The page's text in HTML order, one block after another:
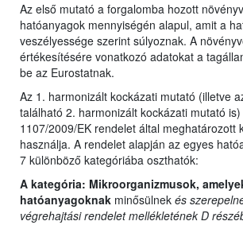
Az első mutató a forgalomba hozott
hatóanyagok mennyiségén alapul, amit a
veszélyessége szerint súlyoznak. A
értékesítésére vonatkozó adatokat a
be az Eurostatnak.
Az 1. harmonizált kockázati mutató (illetve
található 2. harmonizált kockázati mutató
1107/2009/EK rendelet által meghatározott
használja. A rendelet alapján az egyes
7 különböző kategóriába oszthatók:
A kategória: Mikroorganizmusok,
hatóanyagoknak minősülnek és
végrehajtási rendelet mellékletének D